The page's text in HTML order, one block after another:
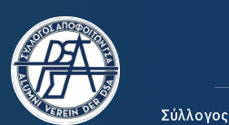
Σύλλογος